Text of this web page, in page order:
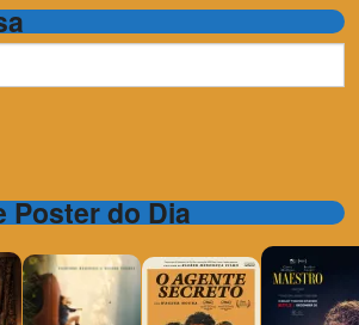
Poster do Dia